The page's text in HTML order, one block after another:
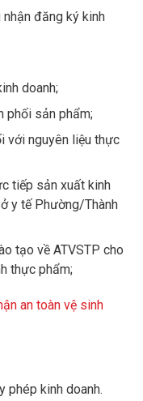
đăng ký kinh
doanh;
phối sản phẩm;
với nguyên liệu thực
tiếp sản xuất kinh
y tế Phường/Thành
tạo về ATVSTP cho
thực phẩm;
an toàn vệ sinh
phép kinh doanh.